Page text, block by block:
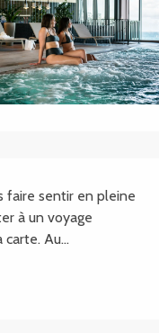
faire sentir en pleine
à un voyage
Au...